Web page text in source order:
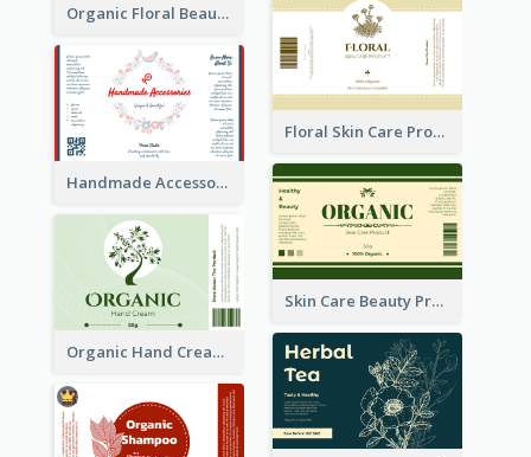
Organic Floral Beauty Product Label
Floral Skin Care Product Label
Handmade Accessories Label
Skin Care Beauty Product Label
Organic Hand Cream Label